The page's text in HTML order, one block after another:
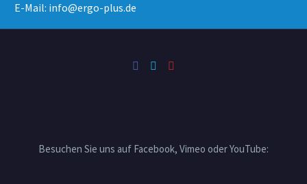
E-Mail: info@ergo-plus.de
Besuchen Sie uns auf Facebook, Vimeo oder YouTube: